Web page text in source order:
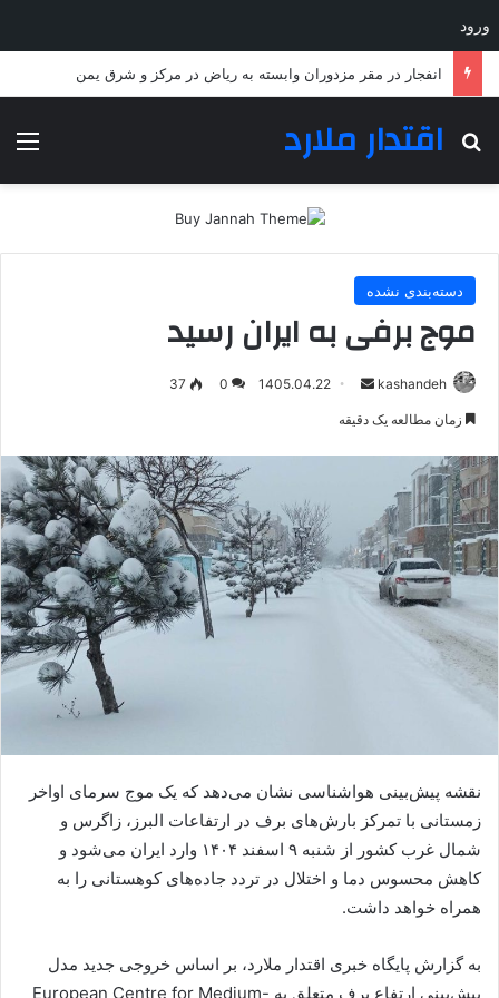
ورود
انفجار در مقر مزدوران وابسته به ریاض در مرکز و شرق یمن
اقتدار ملارد
جستجو برای
دسته‌بندی نشده
موج برفی به ایران رسید
kashandeh
ارسال1405.04.22
0
37
زمان مطالعه یک دقیقه
نقشه پیش‌بینی هواشناسی نشان می‌دهد که یک موج سرمای اواخر
زمستانی با تمرکز بارش‌های برف در ارتفاعات البرز، زاگرس و
شمال غرب کشور از شنبه ۹ اسفند ۱۴۰۴ وارد ایران می‌شود و
کاهش محسوس دما و اختلال در تردد جاده‌های کوهستانی را به
همراه خواهد داشت.
به گزارش پایگاه خبری اقتدار ملارد، بر اساس خروجی جدید مدل
پیش‌بینی ارتفاع برف متعلق به European Centre for Medium-